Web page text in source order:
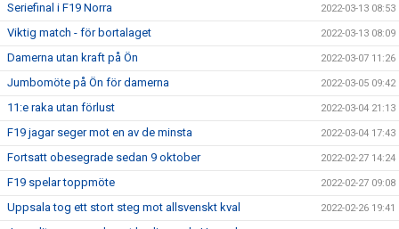
Seriefinal i F19 Norra 2022-03-13 08:53
Viktig match - för bortalaget 2022-03-13 08:09
Damerna utan kraft på Ön 2022-03-07 11:26
Jumbomöte på Ön för damerna 2022-03-05 09:42
11:e raka utan förlust 2022-03-04 21:13
F19 jagar seger mot en av de minsta 2022-03-04 17:43
Fortsatt obesegrade sedan 9 oktober 2022-02-27 14:24
F19 spelar toppmöte 2022-02-27 09:08
Uppsala tog ett stort steg mot allsvenskt kval 2022-02-26 19:41